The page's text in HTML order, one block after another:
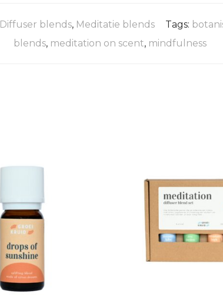
Diffuser blends, Meditatie blends Tags:
blends, meditation on scent, mindfulness